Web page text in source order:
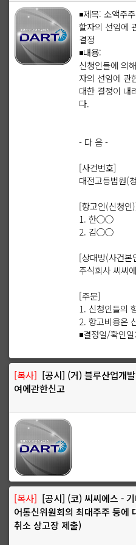
◾제목: 소액주
할자의 선임에
결정
◾내용:
신청인들에 의
자의 선임에 관
대한 결정이 내
다.
- 다 음 -
[사건번호]
대전고등법원(
[항고인(신청인
1. 한○○
2. 김○○
[상대방(사건본
주식회사 씨씨
[주문]
1. 신청인들의
2. 항고비용은
◾결정일/확인
[복사] [공시] (거) 블루산업개
여에관한신고
[복사] [공시] (코) 씨씨에스 -
어통신위원회의 최대주주 등에
취소 상고장 제출)